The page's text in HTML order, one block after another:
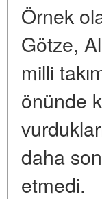
Örnek
Götze,
milli
önünde
daha
etmedi.